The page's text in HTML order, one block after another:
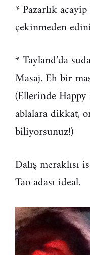
* Pazarlık
çekinmeden
* Tayland’da
Masaj. Eh bir
(Ellerinde Happy
ablalara dikkat,
biliyorsunuz!)
Dalış meraklısı
Tao adası ideal.